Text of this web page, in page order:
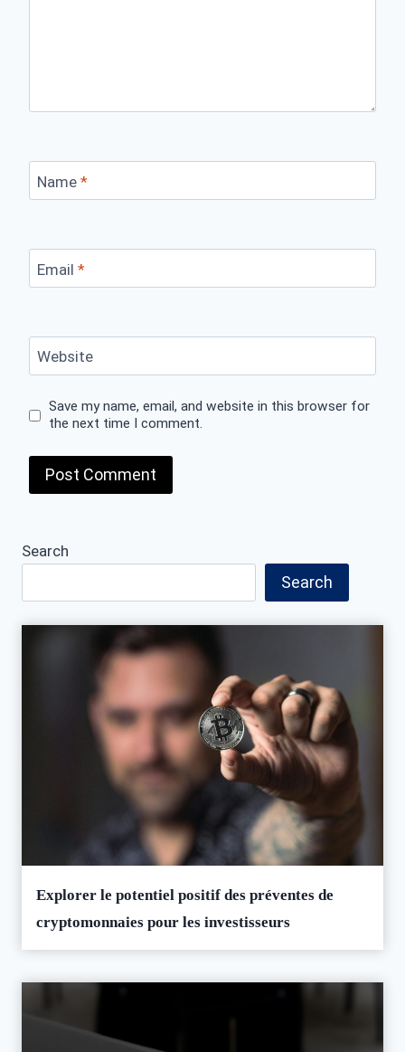
Name *
Email *
Website
Save my name, email, and website in this browser for
the next time I comment.
Search
Search
Explorer le potentiel positif des préventes de
cryptomonnaies pour les investisseurs